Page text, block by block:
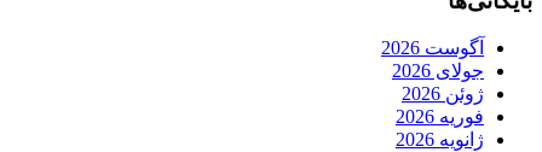
آگوست 2026
جولای 2026
ژوئن 2026
فوریه 2026
ژانویه 2026